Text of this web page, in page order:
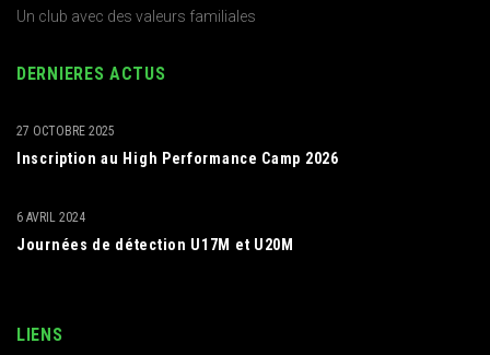
Un club avec des valeurs familiales
DERNIERES ACTUS
Inscription au High Performance Camp 2026
27 OCTOBRE 2025
Journées de détection U17M et U20M
6 AVRIL 2024
LIENS